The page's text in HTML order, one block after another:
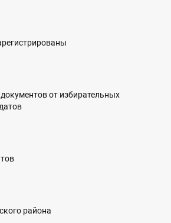
от избирательных
района